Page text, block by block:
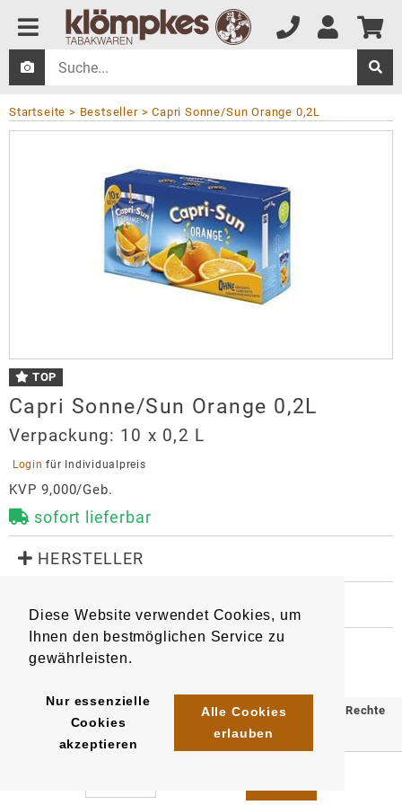
Diese Website verwendet Cookies, um
Ihnen den bestmöglichen Service zu
gewährleisten.
Nur essenzielle
Cookies
akzeptieren
Alle Cookies
erlauben
Startseite Bestseller Capri Sonne/Sun Orange 0,2L
TOP
Capri Sonne/Sun Orange 0,2L
Verpackung: 10 x 0,2 L
Login für Individualpreis
KVP 9,000/Geb.
sofort lieferbar
HERSTELLER
Hersteller
Capri Sun Vertriebs GmbH
Getränkehersteller
69214 Eppelheim
info@capri-sun.com
https://www.capri-sun.com/de-de/
Artikel 13802 EAN/ Gebinde10
4000177032749
© 2025 Klömpkes Heinrich Inh. Marion Winkels e.K. Alle Rechte
vorbehalten.